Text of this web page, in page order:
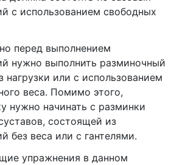
с использованием свободных
перед выполнением
нужно выполнить разминочный
нагрузки или с использованием
веса. Помимо этого,
нужно начинать с разминки
состоящей из
без веса или с гантелями.
упражнения в данном